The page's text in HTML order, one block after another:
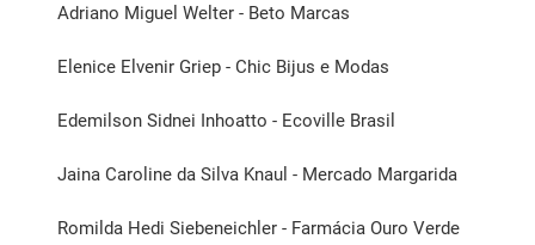
Adriano Miguel Welter - Beto Marcas
Elenice Elvenir Griep - Chic Bijus e Modas
Edemilson Sidnei Inhoatto - Ecoville Brasil
Jaina Caroline da Silva Knaul - Mercado Margarida
Romilda Hedi Siebeneichler - Farmácia Ouro Verde